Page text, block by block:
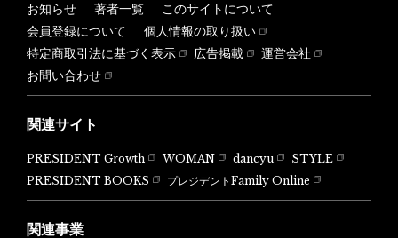
お知らせ 著者一覧
このサイトについて
会員登録について
個人情報の取り扱い
特定商取引法に基づく表示
広告掲載
運営会社
お問い合わせ
関連サイト
PRESIDENT Growth WOMAN dancyu
STYLE
PRESIDENT BOOKS
プレジデントFamily Online
関連事業